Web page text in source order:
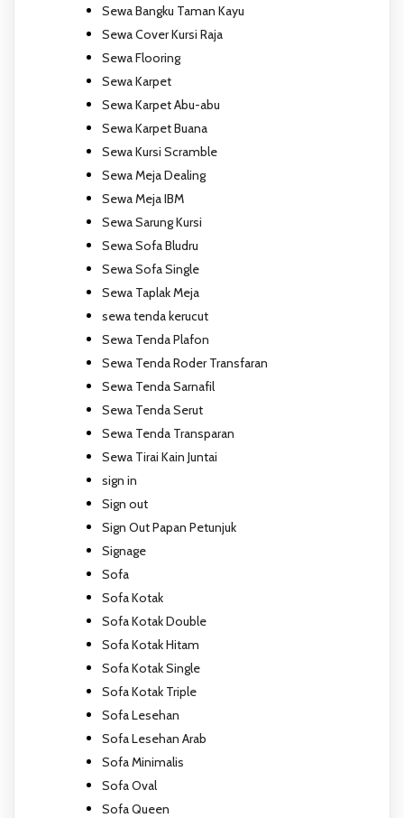
Sewa Bangku Taman Kayu
Sewa Cover Kursi Raja
Sewa Flooring
Sewa Karpet
Sewa Karpet Abu-abu
Sewa Karpet Buana
Sewa Kursi Scramble
Sewa Meja Dealing
Sewa Meja IBM
Sewa Sarung Kursi
Sewa Sofa Bludru
Sewa Sofa Single
Sewa Taplak Meja
sewa tenda kerucut
Sewa Tenda Plafon
Sewa Tenda Roder Transfaran
Sewa Tenda Sarnafil
Sewa Tenda Serut
Sewa Tenda Transparan
Sewa Tirai Kain Juntai
sign in
Sign out
Sign Out Papan Petunjuk
Signage
Sofa
Sofa Kotak
Sofa Kotak Double
Sofa Kotak Hitam
Sofa Kotak Single
Sofa Kotak Triple
Sofa Lesehan
Sofa Lesehan Arab
Sofa Minimalis
Sofa Oval
Sofa Queen